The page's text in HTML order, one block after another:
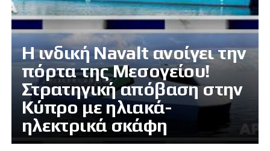
Η ινδική Navalt ανοίγει την
πόρτα της Μεσογείου!
Στρατηγική απόβαση στην
Κύπρο με ηλιακά-
ηλεκτρικά σκάφη